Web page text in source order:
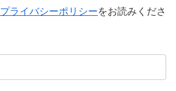
プライバシーポリシーをお読みくださ